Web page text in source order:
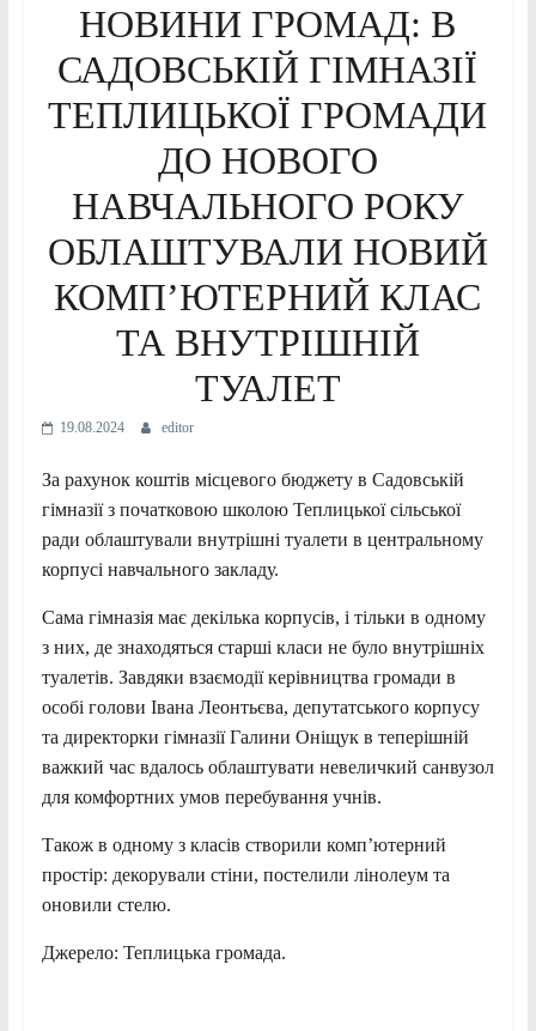
НОВИНИ ГРОМАД: В
САДОВСЬКІЙ ГІМНАЗІЇ
ТЕПЛИЦЬКОЇ ГРОМАДИ
ДО НОВОГО
НАВЧАЛЬНОГО РОКУ
ОБЛАШТУВАЛИ НОВИЙ
КОМП’ЮТЕРНИЙ КЛАС
ТА ВНУТРІШНІЙ
ТУАЛЕТ
19.08.2024 editor
За рахунок коштів місцевого бюджету в Садовській
гімназії з початковою школою Теплицької сільської
ради облаштували внутрішні туалети в центральному
корпусі навчального закладу.
Сама гімназія має декілька корпусів, і тільки в одному
з них, де знаходяться старші класи не було внутрішніх
туалетів. Завдяки взаємодії керівництва громади в
особі голови Івана Леонтьєва, депутатського корпусу
та директорки гімназії Галини Оніщук в теперішній
важкий час вдалось облаштувати невеличкий санвузол
для комфортних умов перебування учнів.
Також в одному з класів створили комп’ютерний
простір: декорували стіни, постелили лінолеум та
оновили стелю.
Джерело: Теплицька громада.